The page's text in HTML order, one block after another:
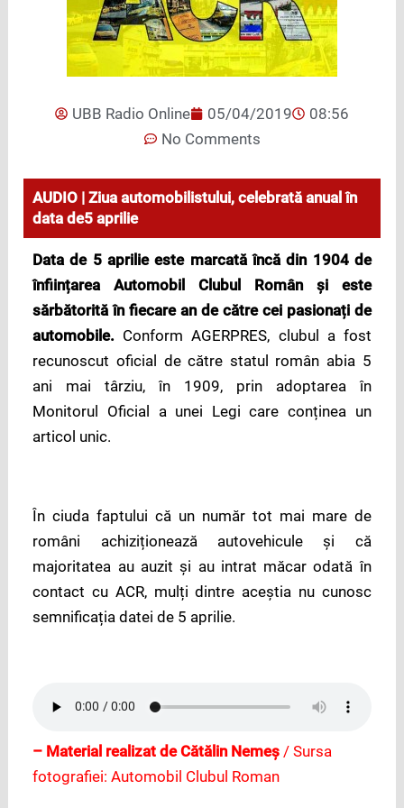
UBB Radio Online 05/04/2019
08:56
No Comments
AUDIO | Ziua automobilistului, celebrată anual în
data de5 aprilie
Data de 5 aprilie este marcată încă din 1904 de
înființarea Automobil Clubul Român și este
sărbătorită în fiecare an de către cei pasionați de
automobile. Conform AGERPRES, clubul a fost
recunoscut oficial de către statul român abia 5
ani mai târziu, în 1909, prin adoptarea în
Monitorul Oficial a unei Legi care conținea un
articol unic.
În ciuda faptului că un număr tot mai mare de
români achiziționează autovehicule și că
majoritatea au auzit și au intrat măcar odată în
contact cu ACR, mulți dintre aceștia nu cunosc
semnificația datei de 5 aprilie.
– Material realizat de Cătălin Nemeș / Sursa
fotografiei: Automobil Clubul Roman